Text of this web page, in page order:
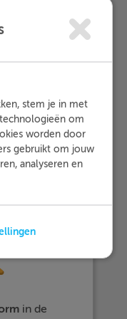
begonnen is
(ing-vorm)
begonnen is,
en je wilt
in de
stem je in met
om
worden door
gebruikt om jouw
analyseren en